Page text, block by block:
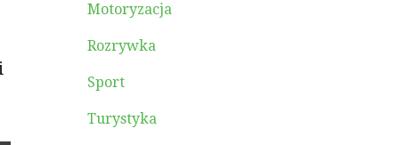
Motoryzacja
Rozrywka
Sport
Turystyka